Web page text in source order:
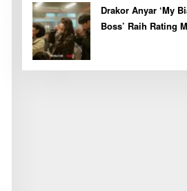
Drakor Anyar ‘My
Boss’ Raih Rating